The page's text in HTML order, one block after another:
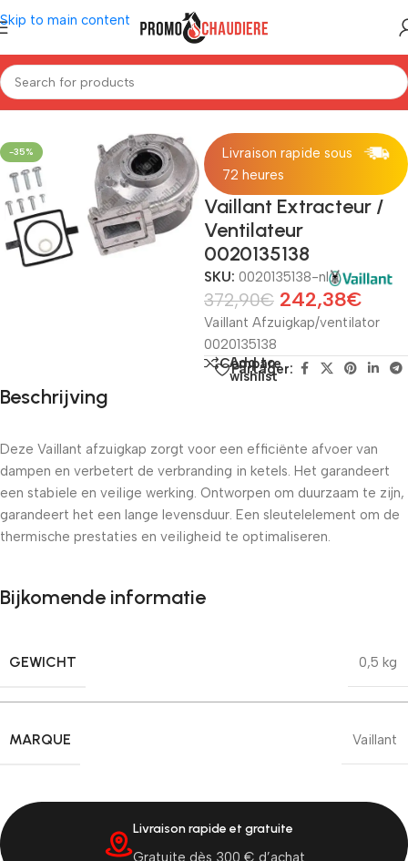
Skip to main content
Home/Ketels/Vaillant/Reserveonderdelen Vaillant
-35%
Livraison rapide sous
72 heures
Vaillant Extracteur /
Ventilateur
0020135138
SKU: 0020135138-nl
372,90€ 242,38€
Vaillant Afzuigkap/ventilator
0020135138
Compare
Add to
wishlist
Partager:
Beschrijving
Deze Vaillant afzuigkap zorgt voor een efficiënte afvoer van
dampen en verbetert de verbranding in ketels. Het garandeert
een stabiele en veilige werking. Ontworpen om duurzaam te zijn,
garandeert het een lange levensduur. Een sleutelelement om de
thermische prestaties en veiligheid te optimaliseren.
Bijkomende informatie
GEWICHT 0,5 kg
MARQUE Vaillant
Livraison rapide et gratuite
Gratuite dès 300 € d’achat